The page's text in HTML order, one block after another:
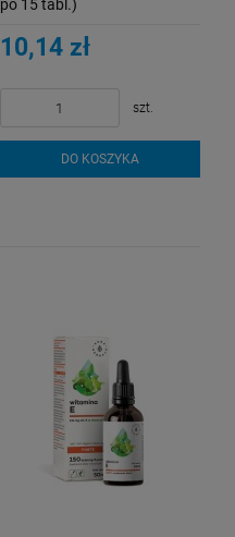
po 15 tabl.)
10,14 zł
szt.
DO KOSZYKA